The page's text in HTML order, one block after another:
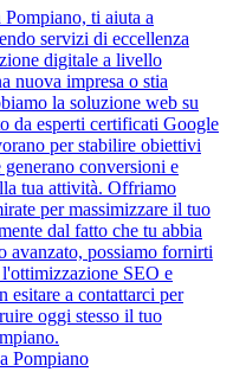
ti aiuta a
servizi di eccellenza
digitale a livello
nuova impresa o stia
la soluzione web su
da esperti certificati Google
per stabilire obiettivi
conversioni e
tua attività. Offriamo
per massimizzare il tuo
dal fatto che tu abbia
avanzato, possiamo fornirti
SEO e
a contattarci per
oggi stesso il tuo
Pompiano